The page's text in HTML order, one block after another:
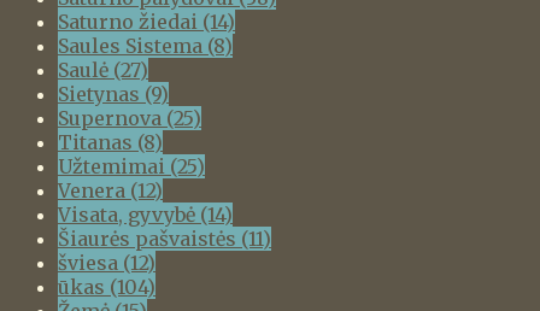
Saturno žiedai (14)
Saules Sistema (8)
Saulė (27)
Sietynas (9)
Supernova (25)
Titanas (8)
Užtemimai (25)
Venera (12)
Visata, gyvybė (14)
Šiaurės pašvaistės (11)
šviesa (12)
ūkas (104)